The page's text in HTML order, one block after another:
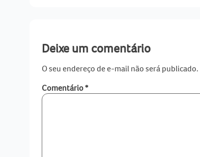
Deixe um comentário
O seu endereço de e-mail não será publicado.
Comentário*